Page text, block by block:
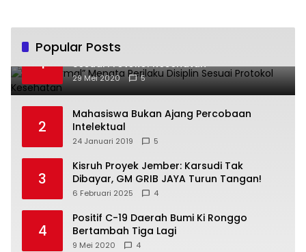
Popular Posts
1
“New Normal” Menata Perilaku Disiplin
Sesuai Protokol Kesehatan
29 Mei 2020 5
2
Mahasiswa Bukan Ajang Percobaan
Intelektual
24 Januari 2019 5
3
Kisruh Proyek Jember: Karsudi Tak
Dibayar, GM GRIB JAYA Turun Tangan!
6 Februari 2025 4
4
Positif C-19 Daerah Bumi Ki Ronggo
Bertambah Tiga Lagi
9 Mei 2020 4